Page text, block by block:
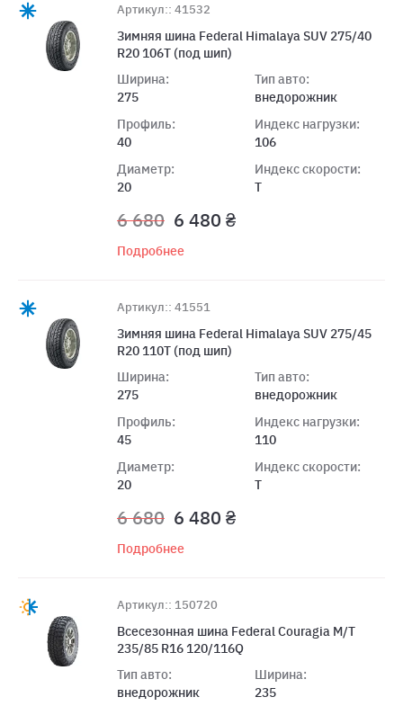
Артикул:: 41532
Зимняя шина Federal Himalaya SUV 275/40
R20 106T (под шип)
Ширина:
275
Профиль:
40
Диаметр:
20
Тип авто:
внедорожник
Индекс нагрузки:
106
Индекс скорости:
T
6 680 6 480 ₴
Подробнее
Артикул:: 41551
Зимняя шина Federal Himalaya SUV 275/45
R20 110T (под шип)
Ширина:
275
Профиль:
45
Диаметр:
20
Тип авто:
внедорожник
Индекс нагрузки:
110
Индекс скорости:
T
6 680 6 480 ₴
Подробнее
Артикул:: 150720
Всесезонная шина Federal Couragia M/T
235/85 R16 120/116Q
Тип авто:
внедорожник
Ширина:
235